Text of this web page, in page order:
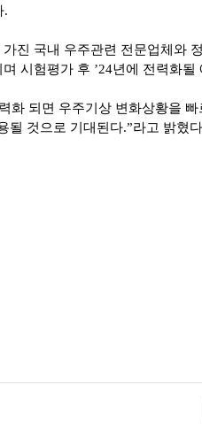
.
진 국내 우주관련 전문업체와
시험평가 후 ’24년에 전력화될
화 되면 우주기상 변화상황을 빠
될 것으로 기대된다.”라고 밝혔